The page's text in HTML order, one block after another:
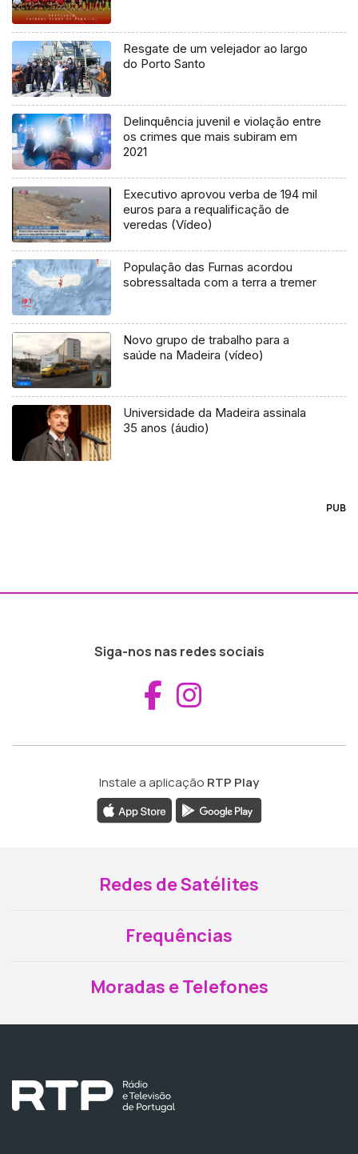
Resgate de um velejador ao largo
do Porto Santo
Delinquência juvenil e violação entre
os crimes que mais subiram em
2021
Executivo aprovou verba de 194 mil
euros para a requalificação de
veredas (Vídeo)
População das Furnas acordou
sobressaltada com a terra a tremer
Novo grupo de trabalho para a
saúde na Madeira (vídeo)
Universidade da Madeira assinala
35 anos (áudio)
PUB
Siga-nos nas redes sociais
Aceder ao
Instale a aplicação RTP Play
Redes de Satélites
Frequências
Moradas e Telefones